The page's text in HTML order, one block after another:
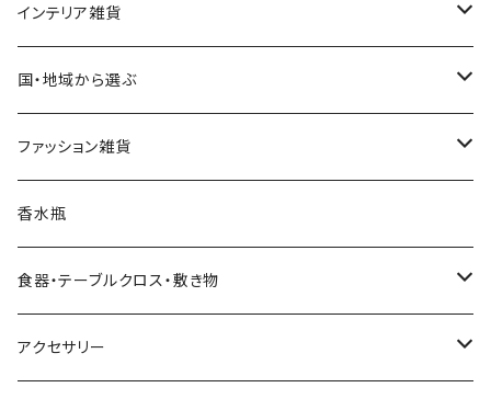
ハワイアンクリスマス雑貨
クリスマスツリー
ヌードツリー（飾りなし）
そのまま飾れるツリー
クリスマスオーナメント・飾り
くるみ割り人形オーナメント
不思議の国のアリスオーナメント
クリスマスオブジェ・置物
スノードーム
スノードーム（LEDライト付き）
クリスマスリース
クリスマスミュージックオブジェ（音楽付きオブジェ）
インテリア雑貨
置物・オブジェ
小物入れ・小物置き
スマホスタンド
ウォールアート（壁飾り）
ジュエリースタンド
国・地域から選ぶ
イタリア
チェコ
オランダ
ハワイ
ファッション雑貨
ピアス
腕時計
バッグ
香水瓶
食器・テーブルクロス・敷き物
カップ・ソーサー
アクセサリー